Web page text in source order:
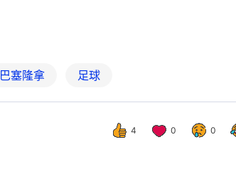
巴塞隆拿 足球
4 0 0